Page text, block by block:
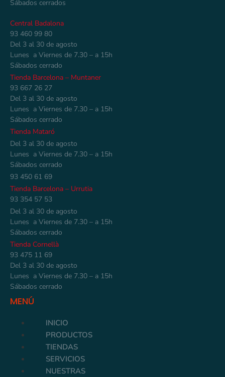
Sábados cerrados
Central Badalona
93 460 99 80
Del 3 al 30 de agosto
Lunes a Viernes de 7.30 – a 15h
Sábados cerrado
Tienda Barcelona – Muntaner
93 667 26 27
Del 3 al 30 de agosto
Lunes a Viernes de 7.30 – a 15h
Sábados cerrado
Tienda Mataró
Del 3 al 30 de agosto
Lunes a Viernes de 7.30 – a 15h
Sábados cerrado
93 450 61 69
Tienda Barcelona – Urrutia
93 354 57 53
Del 3 al 30 de agosto
Lunes a Viernes de 7.30 – a 15h
Sábados cerrado
Tienda Cornellà
93 475 11 69
Del 3 al 30 de agosto
Lunes a Viernes de 7.30 – a 15h
Sábados cerrado
MENÚ
INICIO
PRODUCTOS
TIENDAS
SERVICIOS
NUESTRAS